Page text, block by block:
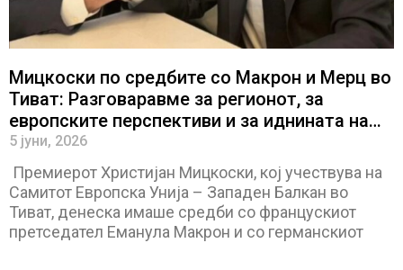
Мицкоски по средбите со Макрон и Мерц во
Тиват: Разговаравме за регионот, за
европските перспективи и за иднината на
нашите граѓани
5 јуни, 2026
Премиерот Христијан Мицкоски, кој учествува на
Самитот Европска Унија – Западен Балкан во
Тиват, денеска имаше средби со францускиот
претседател Еманула Макрон и со германскиот